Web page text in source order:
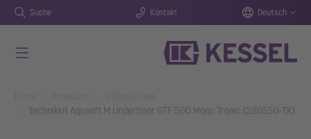
Suche Kontakt Deutsch
Technikkit Aqualift M Underfloor GTF 500 Mono Tronic (280550-TK)